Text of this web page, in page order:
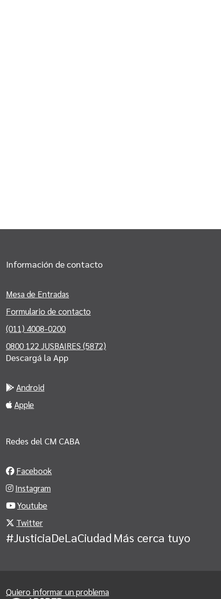
Información de contacto
Mesa de Entradas
Formulario de contacto
(011) 4008-0200
0800 122 JUSBAIRES (5872)
Descargá la App
Android
Apple
Redes del CM CABA
Facebook
Instagram
Youtube
Twitter
#JusticiaDeLaCiudad Más cerca tuyo
Quiero informar un problema